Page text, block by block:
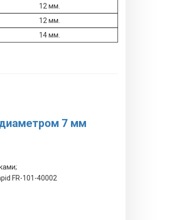
12 мм.
12 мм.
14 мм.
7 мм
FR-101-40002